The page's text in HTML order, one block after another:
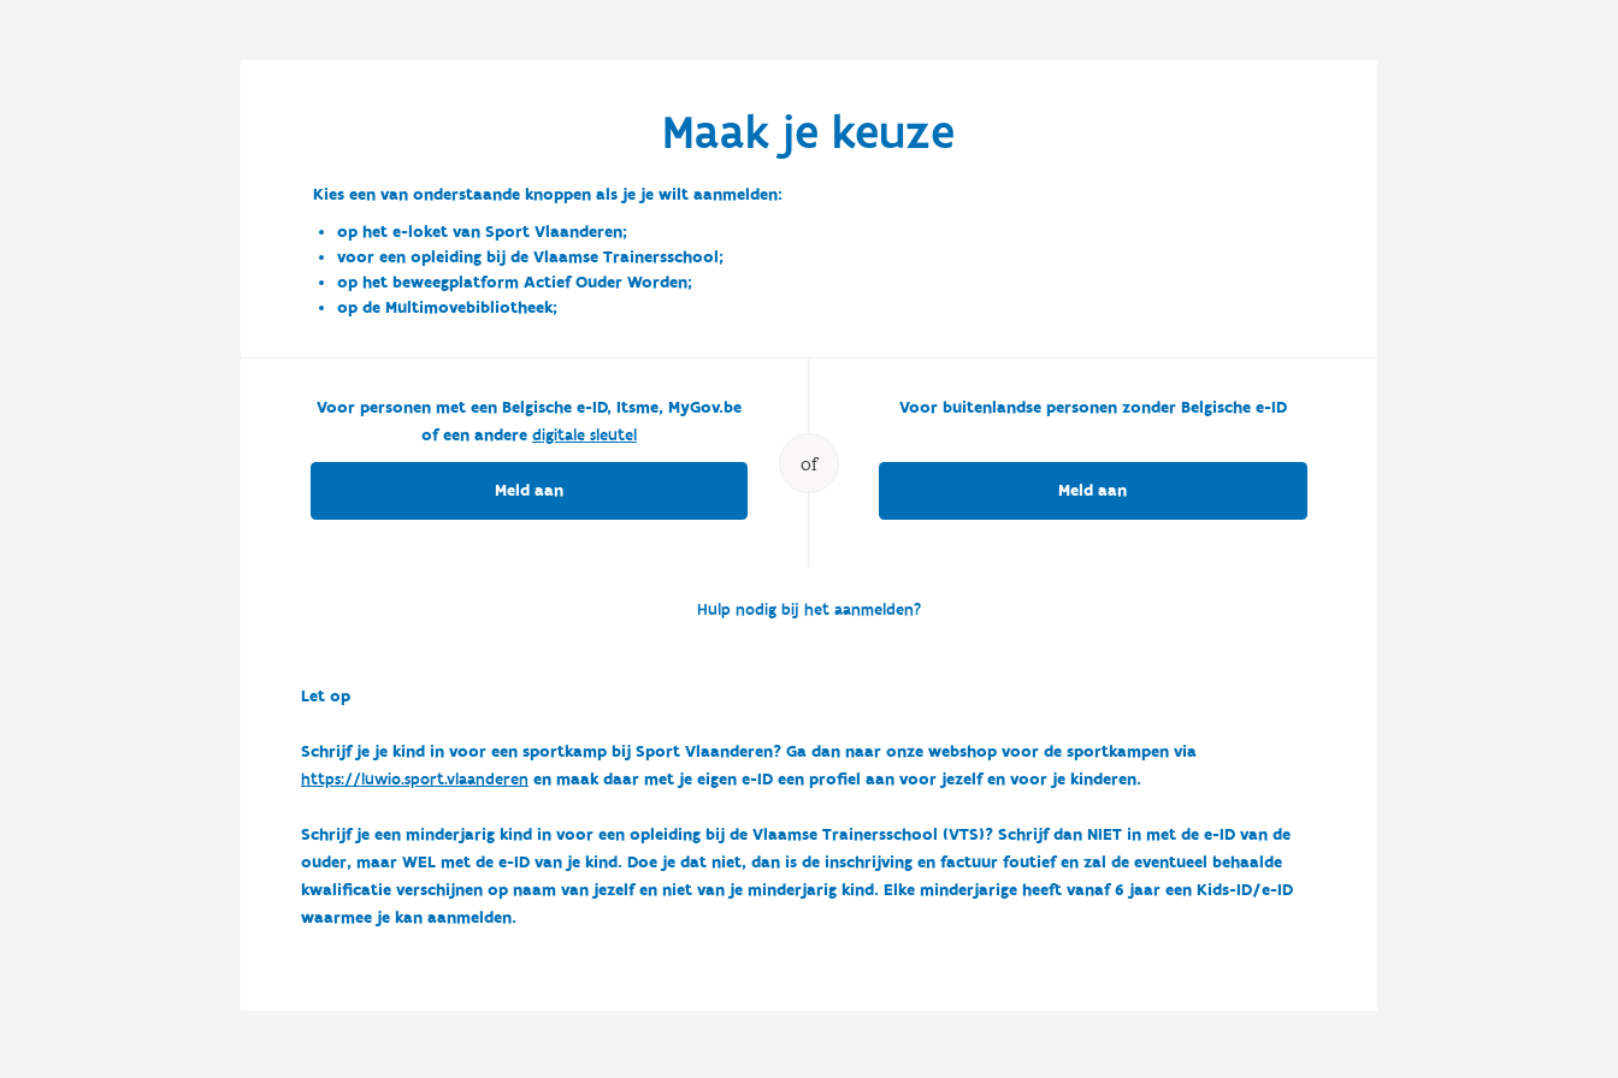
Maak je keuze
Kies een van onderstaande knoppen als je je wilt aanmelden:
op het e-loket van Sport Vlaanderen;
voor een opleiding bij de Vlaamse Trainersschool;
op het beweegplatform Actief Ouder Worden;
op de Multimovebibliotheek;
of
Voor personen met een Belgische e-ID, Itsme, MyGov.be
of een andere digitale sleutel
Meld aan
Voor buitenlandse personen zonder Belgische e-ID
Meld aan
Hulp nodig bij het aanmelden?
Let op
Schrijf je je kind in voor een sportkamp bij Sport Vlaanderen? Ga dan naar onze webshop voor de sportkampen via
https://luwio.sport.vlaanderenen maak daar met je eigen e-ID een profiel aan voor jezelf en voor je kinderen.
Schrijf je een minderjarig kind in voor een opleiding bij de Vlaamse Trainersschool (VTS)? Schrijf dan NIET in met de e-ID van de
ouder, maar WEL met de e-ID van je kind. Doe je dat niet, dan is de inschrijving en factuur foutief en zal de eventueel behaalde
kwalificatie verschijnen op naam van jezelf en niet van je minderjarig kind. Elke minderjarige heeft vanaf 6 jaar een Kids-ID/e-ID
waarmee je kan aanmelden.